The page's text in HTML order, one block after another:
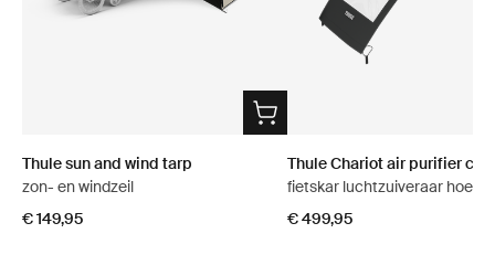
Thule sun and wind tarp
zon- en windzeil
€ 149,95
Thule Chariot air purifier
fietskar luchtzuiveraar hoes
€ 499,95